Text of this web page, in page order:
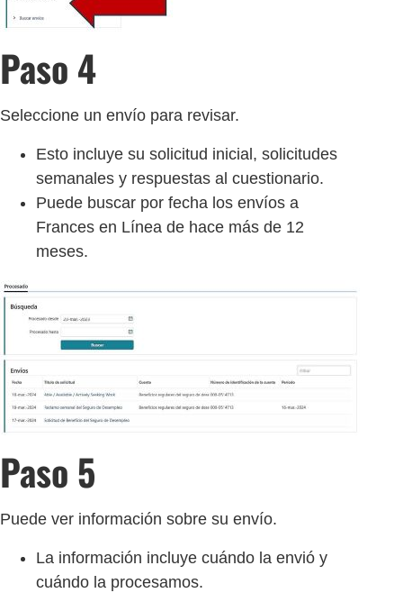
Paso 4
Seleccione un envío para revisar.
Esto incluye su solicitud inicial, solicitudes
semanales y respuestas al cuestionario.
Puede buscar por fecha los envíos a
Frances en Línea de hace más de 12
meses.
Paso 5
Puede ver información sobre su envío.
La información incluye cuándo la envió y
cuándo la procesamos.